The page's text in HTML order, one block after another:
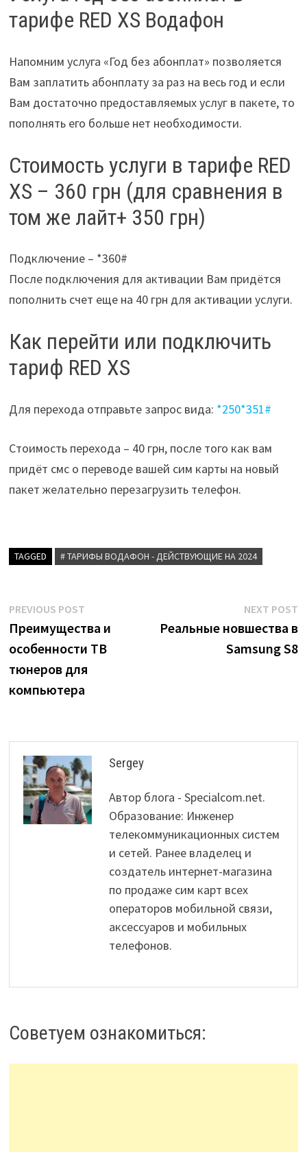
тарифе RED XS Водафон
Напомним услуга «Год без абонплат» позволяется
Вам заплатить абонплату за раз на весь год и если
Вам достаточно предоставляемых услуг в пакете, то
пополнять его больше нет необходимости.
Стоимость услуги в тарифе RED
XS – 360 грн (для сравнения в
том же лайт+ 350 грн)
Подключение – *360#
После подключения для активации Вам придётся
пополнить счет еще на 40 грн для активации услуги.
Как перейти или подключить
тариф RED XS
Для перехода отправьте запрос вида: *250*351#
Стоимость перехода – 40 грн, после того как вам
придёт смс о переводе вашей сим карты на новый
пакет желательно перезагрузить телефон.
TAGGED # ТАРИФЫ ВОДАФОН - ДЕЙСТВУЮЩИЕ НА 2024
Post
navigation
PREVIOUS POSTPrevious
post:
Преимущества и
особенности ТВ
тюнеров для
компьютера
NEXT POST
Реальные новшества в
Samsung S8
Sergey
Автор блога - Specialcom.net.
Образование: Инженер
телекоммуникационных систем
и сетей. Ранее владелец и
создатель интернет-магазина
по продаже сим карт всех
операторов мобильной связи,
аксессуаров и мобильных
телефонов.
Советуем ознакомиться: